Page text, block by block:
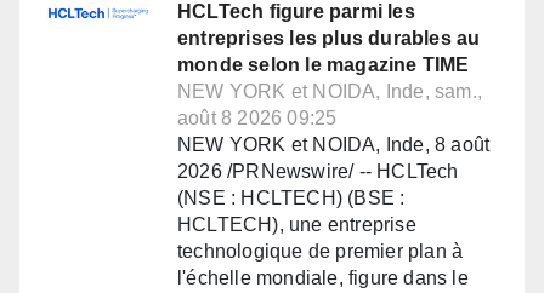
HCLTech figure parmi les
entreprises les plus durables au
monde selon le magazine TIME
NEW YORK et NOIDA, Inde, sam.,
août 8 2026 09:25
NEW YORK et NOIDA, Inde, 8 août
2026 /PRNewswire/ -- HCLTech
(NSE : HCLTECH) (BSE :
HCLTECH), une entreprise
technologique de premier plan à
l'échelle mondiale, figure dans le